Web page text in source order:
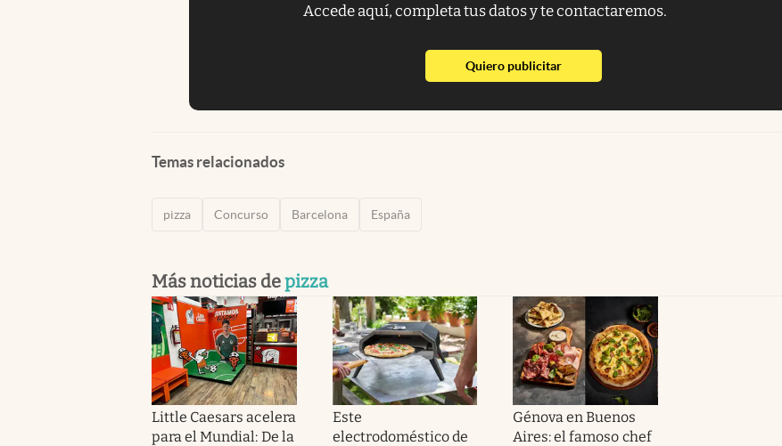
Accede aquí, completa tus datos y te contactaremos.
Quiero publicitarabre en nueva pestaña
Temas relacionados
pizza Concurso Barcelona España
Más noticias depizza
Little Caesars acelera
para el Mundial: De la
Este
electrodoméstico de
Génova en Buenos
Aires: el famoso chef